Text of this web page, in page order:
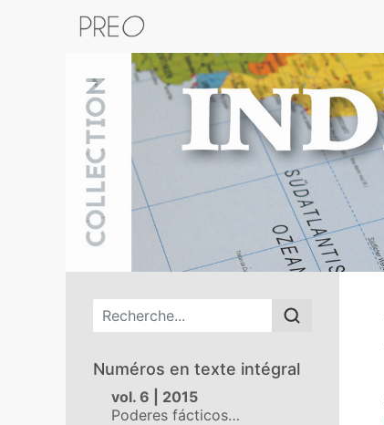
Menu principal
Numéros en texte intégral
vol. 6 | 2015
Poderes fácticos…